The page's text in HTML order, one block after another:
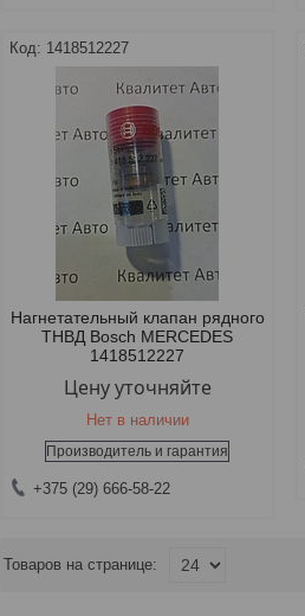
1418512227
Нагнетательный клапан рядного
ТНВД Bosch MERCEDES
1418512227
Цену уточняйте
Нет в наличии
Производитель и гарантия
+375 (29) 666-58-22